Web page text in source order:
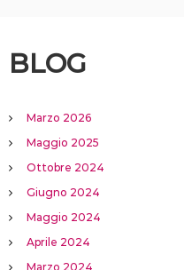
BLOG
Marzo 2026
Maggio 2025
Ottobre 2024
Giugno 2024
Maggio 2024
Aprile 2024
Marzo 2024